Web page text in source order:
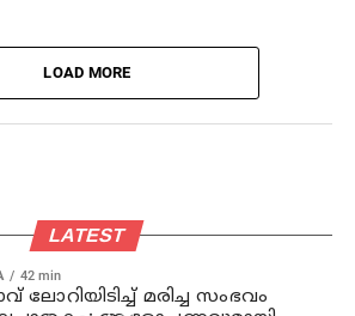
LOAD MORE
LATEST
42 min
ലോറിയിടിച്ച് മരിച്ച സംഭവം